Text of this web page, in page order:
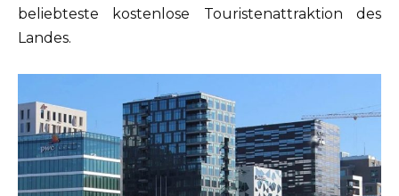
beliebteste kostenlose Touristenattraktion des
Landes.